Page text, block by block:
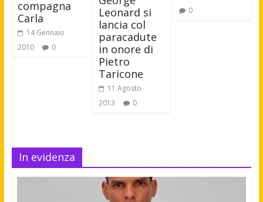
compagna
Carla
14 Gennaio
2010
0
Leonard si
lancia col
paracadute
in onore di
Pietro
Taricone
11 Agosto
2013
0
0
In evidenza